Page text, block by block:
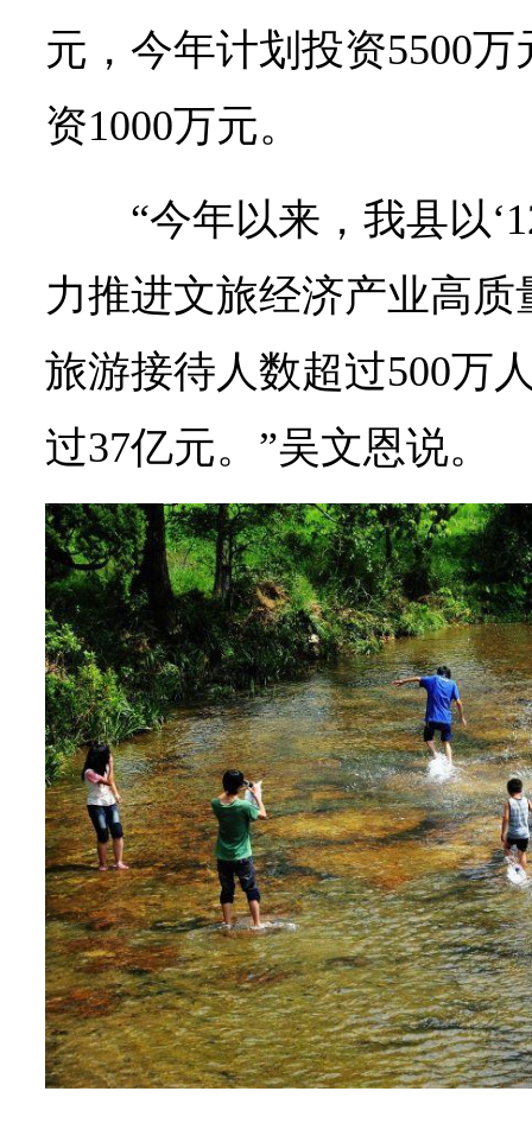
元，今年计划投资5500
资1000万元。
“今年以来，我县以
力推进文旅经济产业高质
旅游接待人数超过500万
过37亿元。”吴文恩说。